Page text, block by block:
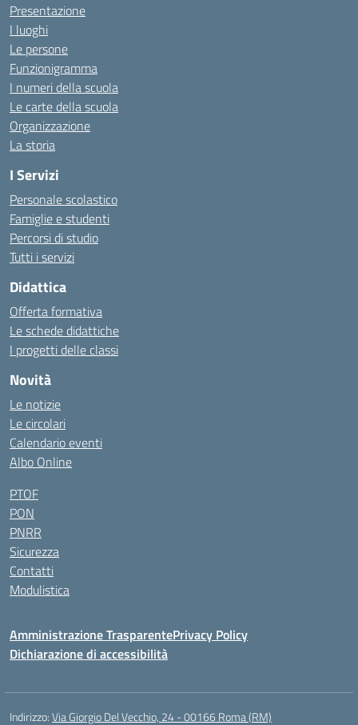
Presentazione
I luoghi
Le persone
Funzionigramma
I numeri della scuola
Le carte della scuola
Organizzazione
La storia
I Servizi
Personale scolastico
Famiglie e studenti
Percorsi di studio
Tutti i servizi
Didattica
Offerta formativa
Le schede didattiche
I progetti delle classi
Novità
Le notizie
Le circolari
Calendario eventi
Albo Online
PTOF
PON
PNRR
Sicurezza
Contatti
Modulistica
Amministrazione TrasparentePrivacy Policy
Dichiarazione di accessibilità
Indirizzo:Via Giorgio Del Vecchio, 24 - 00166 Roma (RM)